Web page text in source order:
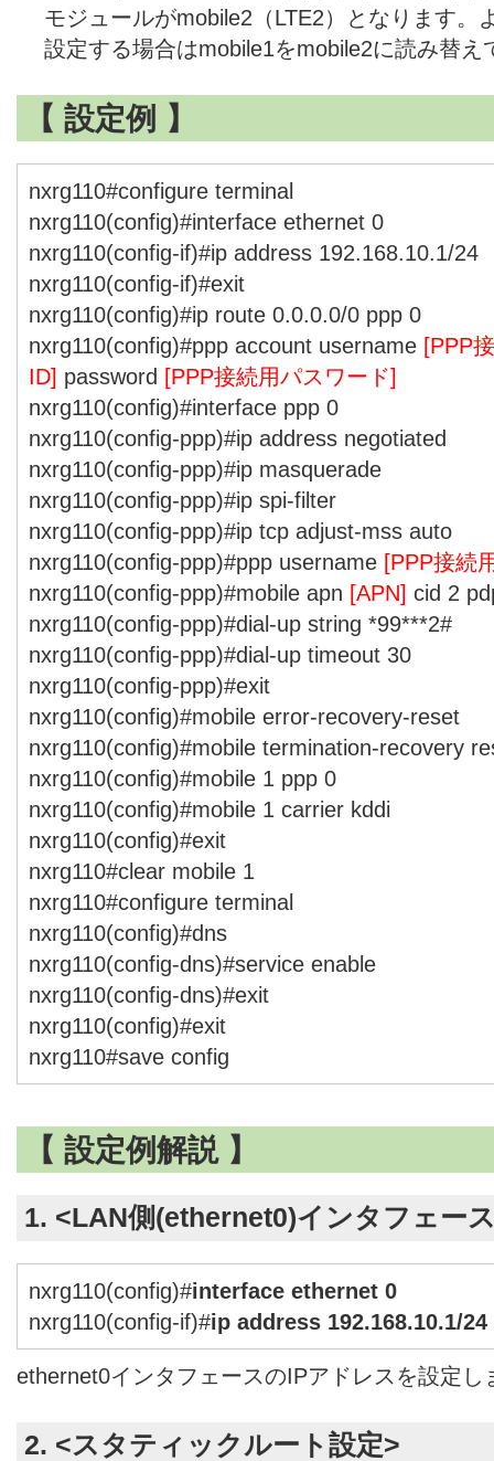
モジュールがmobile2（LTE2）となります。
設定する場合はmobile1をmobile2に読み替え
【 設定例 】
nxrg110#configure terminal
nxrg110(config)#interface ethernet 0
nxrg110(config-if)#ip address 192.168.10.1/24
nxrg110(config-if)#exit
nxrg110(config)#ip route 0.0.0.0/0 ppp 0
nxrg110(config)#ppp account username [PPP
ID] password [PPP接続用パスワード]
nxrg110(config)#interface ppp 0
nxrg110(config-ppp)#ip address negotiated
nxrg110(config-ppp)#ip masquerade
nxrg110(config-ppp)#ip spi-filter
nxrg110(config-ppp)#ip tcp adjust-mss auto
nxrg110(config-ppp)#ppp username [PPP接続
nxrg110(config-ppp)#mobile apn [APN] cid 2
nxrg110(config-ppp)#dial-up string *99***2#
nxrg110(config-ppp)#dial-up timeout 30
nxrg110(config-ppp)#exit
nxrg110(config)#mobile error-recovery-reset
nxrg110(config)#mobile termination-recovery
nxrg110(config)#mobile 1 ppp 0
nxrg110(config)#mobile 1 carrier kddi
nxrg110(config)#exit
nxrg110#clear mobile 1
nxrg110#configure terminal
nxrg110(config)#dns
nxrg110(config-dns)#service enable
nxrg110(config-dns)#exit
nxrg110(config)#exit
nxrg110#save config
【 設定例解説 】
1. <LAN側(ethernet0)インタフェー
nxrg110(config)#interface ethernet 0
nxrg110(config-if)#ip address 192.168.10.1/24
ethernet0インタフェースのIPアドレスを設定し
2. <スタティックルート設定>